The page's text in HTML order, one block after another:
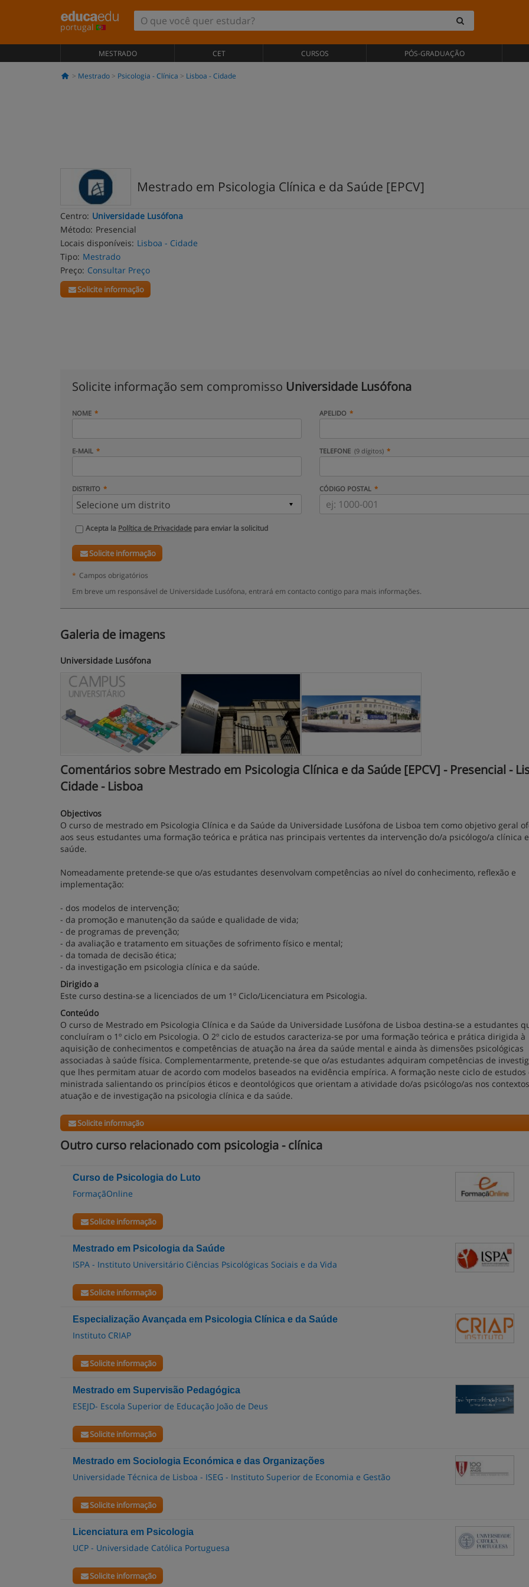
portugal
MESTRADO CET CURSOS PÓS-GRADUAÇÃO
Mestrado Psicologia - Clínica Lisboa - Cidade
Mestrado em Psicologia Clínica e da Saúde [EPCV]
Centro: Universidade Lusófona
Método: Presencial
Locais disponíveis: Lisboa - Cidade
Tipo: Mestrado
Preço: Consultar Preço
Solicite informação
Solicite informação sem compromisso Universidade Lusófona
NOME APELIDO
E-MAIL TELEFONE (9 dígitos)
DISTRITO CÓDIGO POSTAL
Acepta la Política de Privacidade para enviar la solicitud
Solicite informação
* Campos obrigatórios
Em breve um responsável de Universidade Lusófona, entrará em contacto contigo para mais informações.
Galeria de imagens
Universidade Lusófona
Comentários sobre Mestrado em Psicologia Clínica e da Saúde [EPCV] - Presencial -
Cidade - Lisboa
Objectivos
O curso de mestrado em Psicologia Clínica e da Saúde da Universidade Lusófona de Lisboa tem como objetivo geral
aos seus estudantes uma formação teórica e prática nas principais vertentes da intervenção do/a psicólogo/a clínica
saúde.
Nomeadamente pretende-se que o/as estudantes desenvolvam competências ao nível do conhecimento, reflexão e
implementação:
- dos modelos de intervenção;
- da promoção e manutenção da saúde e qualidade de vida;
- de programas de prevenção;
- da avaliação e tratamento em situações de sofrimento físico e mental;
- da tomada de decisão ética;
- da investigação em psicologia clínica e da saúde.
Dirigido a
Este curso destina-se a licenciados de um 1º Ciclo/Licenciatura em Psicologia.
Conteúdo
O curso de Mestrado em Psicologia Clínica e da Saúde da Universidade Lusófona de Lisboa destina-se a estudantes
concluíram o 1º ciclo em Psicologia. O 2º ciclo de estudos caracteriza-se por uma formação teórica e prática dirigida à
aquisição de conhecimentos e competências de atuação na área da saúde mental e ainda às dimensões psicológicas
associadas à saúde física. Complementarmente, pretende-se que o/as estudantes adquiram competências de
que lhes permitam atuar de acordo com modelos baseados na evidência empírica. A formação neste ciclo de estudos
ministrada salientando os princípios éticos e deontológicos que orientam a atividade do/as psicólogo/as nos
atuação e de investigação na psicologia clínica e da saúde.
Solicite informação
Outro curso relacionado com psicologia - clínica
Curso de Psicologia do Luto
FormaçãOnline
Solicite informação
Mestrado em Psicologia da Saúde
ISPA - Instituto Universitário Ciências Psicológicas Sociais e da Vida
Solicite informação
Especialização Avançada em Psicologia Clínica e da Saúde
Instituto CRIAP
Solicite informação
Mestrado em Supervisão Pedagógica
ESEJD- Escola Superior de Educação João de Deus
Solicite informação
Mestrado em Sociologia Económica e das Organizações
Universidade Técnica de Lisboa - ISEG - Instituto Superior de Economia e Gestão
Solicite informação
Licenciatura em Psicologia
UCP - Universidade Católica Portuguesa
Solicite informação